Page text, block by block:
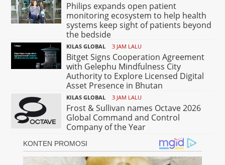
Philips expands open patient
monitoring ecosystem to help health
systems keep sight of patients beyond
the bedside
KILAS GLOBAL 3 JAM LALU
Bitget Signs Cooperation Agreement
with Gelephu Mindfulness City
Authority to Explore Licensed Digital
Asset Presence in Bhutan
KILAS GLOBAL 3 JAM LALU
Frost & Sullivan names Octave 2026
Global Command and Control
Company of the Year